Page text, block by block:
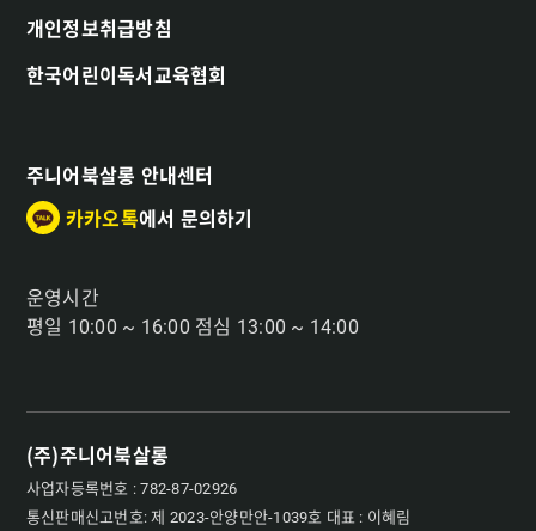
개인정보취급방침
한국어린이독서교육협회
주니어북살롱 안내센터
카카오톡에서 문의하기
운영시간
평일 10:00 ~ 16:00 점심 13:00 ~ 14:00
(주)주니어북살롱
사업자등록번호 : 782-87-02926
통신판매신고번호: 제 2023-안양만안-1039호 대표 : 이혜림